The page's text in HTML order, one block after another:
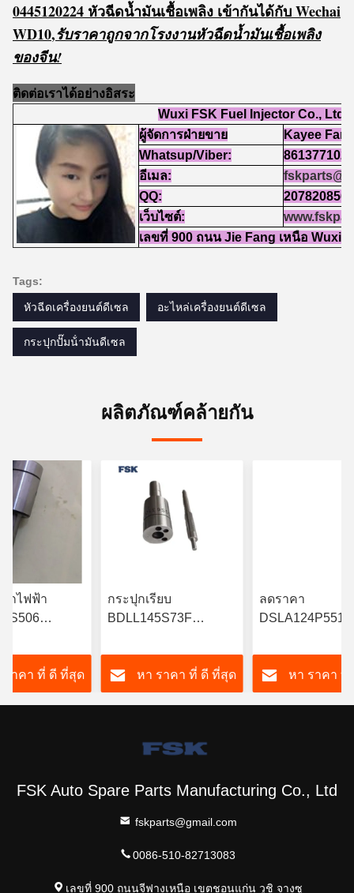
0445120224 หัวฉีดน้ำมันเชื้อเพลิง เข้ากันได้กับ Wechai
WD10,รับราคาถูกจากโรงงานหัวฉีดน้ำมันเชื้อเพลิง
ของจีน!
ติดต่อเราได้อย่างอิสระ
Wuxi FSK Fuel Injector Co., Ltd
ผู้จัดการฝ่ายขาย
Kayee Fan
Whatsup/Viber:
อีเมล:
QQ:
207820856
เว็บไซต์:
เลขที่ 900 ถนน Jie Fang เหนือ Wuxi
Tags:
หัวฉีดเครื่องยนต์ดีเซล อะไหล่เครื่องยนต์ดีเซล
กระปุกปั๊มน้ํามันดีเซล
ผลิตภัณฑ์คล้ายกัน
ถไฟฟ้า
เร็วสูงที่มี
งที่ สําหรับ
ต์ Cummins
ราคา ที่ ดี ที่สุด
กระปุกเรียบ
BDLL145S73F
DLLA148P2369 สําห
รับเครื่องฉีดเชื้อเพลิง
0445120290
หา ราคา ที่ ดี ที่สุด
ลดราคา
DSLA124P5516
รางร่วมสำหรับ
Cummins
หา ราคา ที่
FSK Auto Spare Parts Manufacturing Co., Ltd
fskparts@gmail.com
0086-510-82713083
เลขที่ 900 ถนนจีฟางเหนือ เขตชอนแก่น วูชิ จางซู